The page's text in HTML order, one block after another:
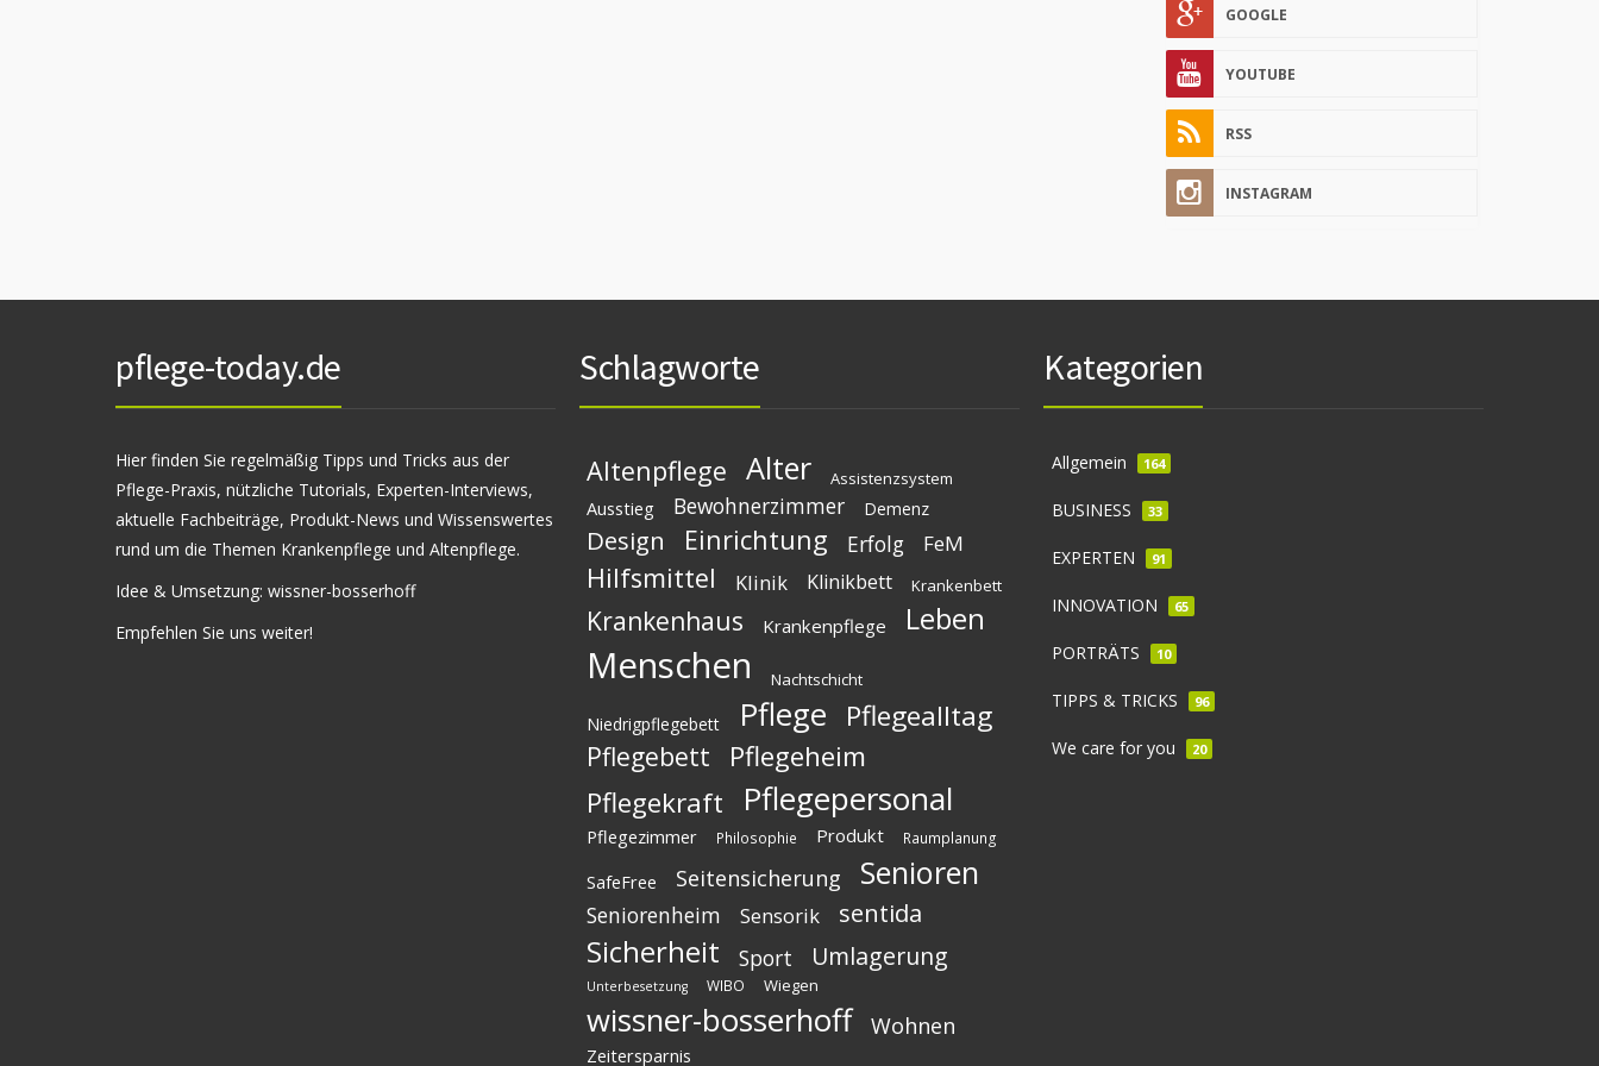
GOOGLE
YOUTUBE
RSS
INSTAGRAM
pflege-today.de
Hier finden Sie regelmäßig Tipps und Tricks aus der
Pflege-Praxis, nützliche Tutorials, Experten-Interviews,
aktuelle Fachbeiträge, Produkt-News und Wissenswertes
rund um die Themen Krankenpflege und Altenpflege.
Idee & Umsetzung: wissner-bosserhoff
Empfehlen Sie uns weiter!
Schlagworte
Altenpflege Alter Assistenzsystem
Ausstieg Bewohnerzimmer Demenz
Design Einrichtung Erfolg FeM
Hilfsmittel Klinik Klinikbett Krankenbett
Krankenhaus Krankenpflege Leben
Menschen Nachtschicht
Niedrigpflegebett Pflege Pflegealltag
Pflegebett
Pflegeheim
Pflegekraft
Pflegepersonal
Pflegezimmer Philosophie Produkt Raumplanung
SafeFree Seitensicherung Senioren
Seniorenheim Sensorik sentida
Sicherheit Sport Umlagerung
Unterbesetzung WIBO Wiegen
wissner-bosserhoff Wohnen
Zeitersparnis
Kategorien
Allgemein 164
BUSINESS 33
EXPERTEN 91
INNOVATION 65
PORTRÄTS 10
TIPPS & TRICKS 96
We care for you 20